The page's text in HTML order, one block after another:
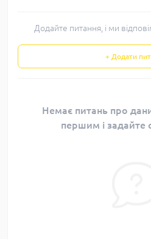
Додайте питання, і ми
+ Додати
Немає питань про
першим і задайте